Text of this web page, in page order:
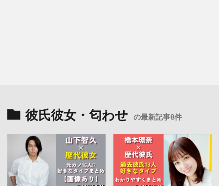
彼氏彼女・匂わせ の最新記事8件